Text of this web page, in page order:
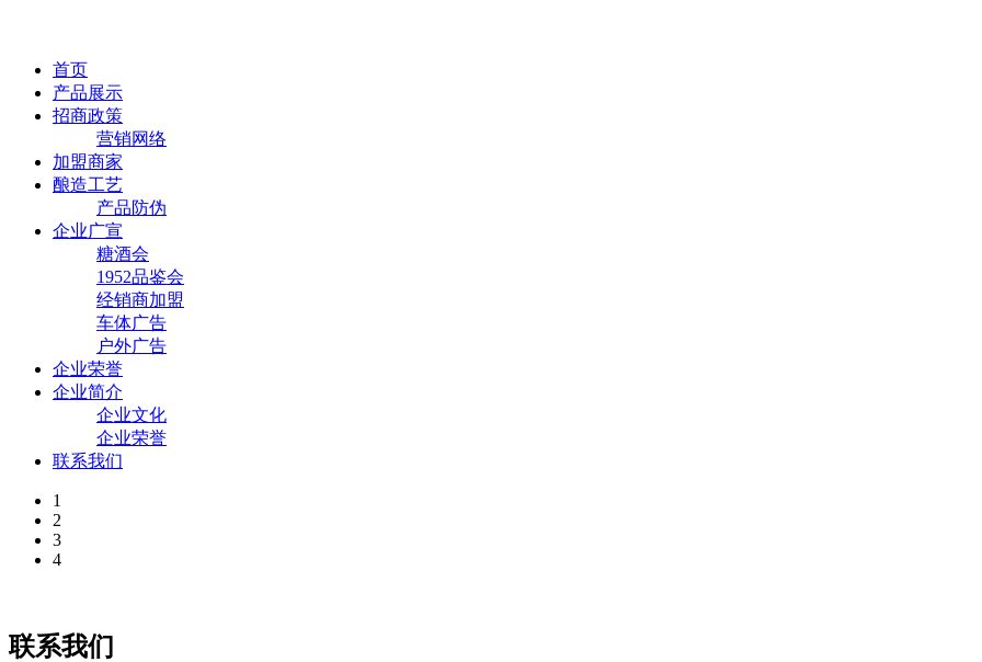
首页
产品展示
招商政策
营销网络
加盟商家
酿造工艺
产品防伪
企业广宣
糖酒会
1952品鉴会
经销商加盟
车体广告
户外广告
企业荣誉
企业简介
企业文化
企业荣誉
联系我们
1
2
3
4
联系我们